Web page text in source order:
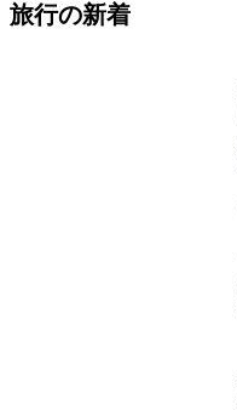
旅行の新着